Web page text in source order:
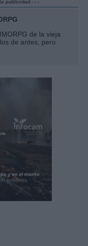
publicidad - - -
de la vieja
de antes, pero